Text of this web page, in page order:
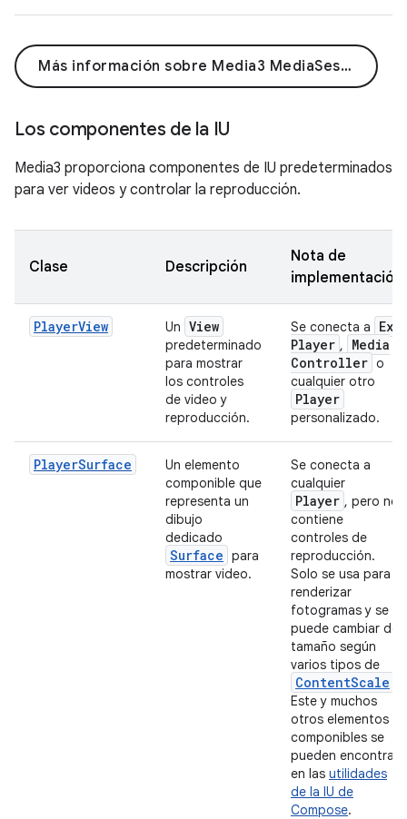
Más información sobre Media3 MediaSession
Los componentes de la IU
Media3 proporciona componentes de IU predeterminados
para ver videos y controlar la reproducción.
Clase Descripción
Nota de
implementación
PlayerView Un View
predeterminado
para mostrar
los controles
de video y
reproducción.
Se conecta a
Exo
Player ,
Media
Controller o
cualquier otro
Player
personalizado.
PlayerSurface
Un elemento
componible que
representa un
dibujo
dedicado
Surface para
mostrar video.
Se conecta a
cualquier
Player , pero no
contiene
controles de
reproducción.
Solo se usa para
renderizar
fotogramas y se
puede cambiar de
tamaño según
varios tipos de
ContentScale
Este y muchos
otros elementos
componibles se
pueden encontrar
en las utilidades
de la IU de
Compose.